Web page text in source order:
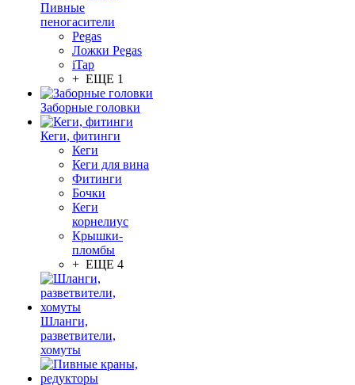
Пивные
пеногасители
Pegas
Ложки Pegas
iTap
+ ЕЩЕ 1
Заборные головки
Кеги, фитинги
Кеги
Кеги для вина
Фитинги
Бочки
Кеги
корнелиус
Крышки-
пломбы
+ ЕЩЕ 4
Шланги,
разветвители,
хомуты